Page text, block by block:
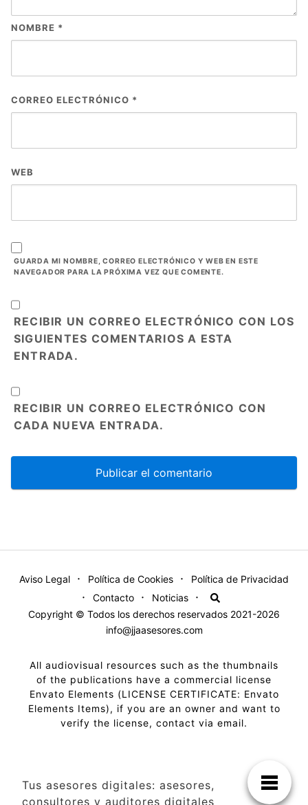
NOMBRE *
CORREO ELECTRÓNICO *
WEB
GUARDA MI NOMBRE, CORREO ELECTRÓNICO Y WEB EN ESTE
NAVEGADOR PARA LA PRÓXIMA VEZ QUE COMENTE.
RECIBIR UN CORREO ELECTRÓNICO CON LOS
SIGUIENTES COMENTARIOS A ESTA
ENTRADA.
RECIBIR UN CORREO ELECTRÓNICO CON
CADA NUEVA ENTRADA.
Aviso Legal Política de Cookies
Política de Privacidad
Contacto
Noticias
Copyright © Todos los derechos reservados 2021-2026
info@jjaasesores.com
All audiovisual resources such as the thumbnails
of the publications have a commercial license
Envato Elements (LICENSE CERTIFICATE: Envato
Elements Items), if you are an owner and want to
verify the license, contact via email.
Tus asesores digitales: asesores,
consultores y auditores digitales